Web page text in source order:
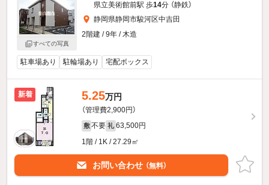
すべての写真
県立美術館前駅 歩14分 （静鉄）
静岡県静岡市駿河区中吉田
2階建 / 9年 / 木造
駐車場あり 駐輪場あり 宅配ボックス
新着 5.25万円
（管理費2,900円）
敷 不要 礼 63,500円
1階 / 1K / 27.29㎡
お問い合わせ （無料）